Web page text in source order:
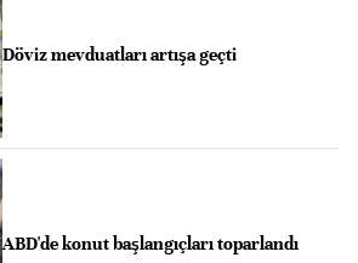
Döviz mevduatları artışa geçti
ABD'de konut başlangıçları toparlandı